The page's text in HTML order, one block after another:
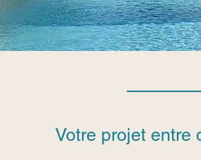
Votre projet entre